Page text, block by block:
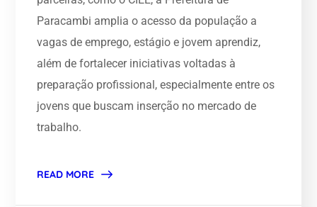
Paracambi amplia o acesso da população a
vagas de emprego, estágio e jovem aprendiz,
além de fortalecer iniciativas voltadas à
preparação profissional, especialmente entre os
jovens que buscam inserção no mercado de
trabalho.
READ MORE